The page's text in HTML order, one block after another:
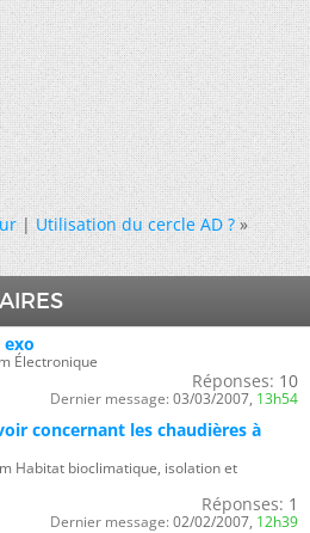
|Utilisation du cercle AD ? »
Électronique
Réponses: 10
Dernier message: 03/03/2007, 13h54
concernant les chaudières à
Habitat bioclimatique, isolation et
Réponses: 1
Dernier message: 02/02/2007, 12h39